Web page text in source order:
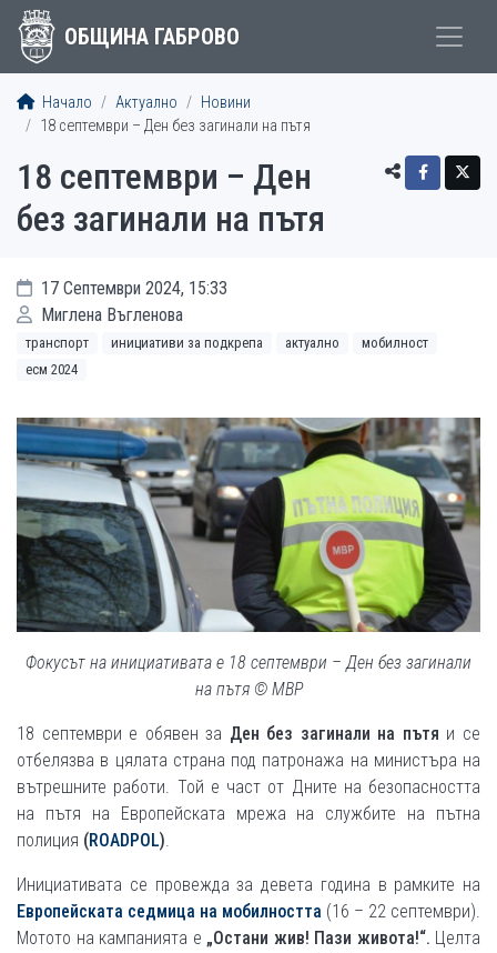
ОБЩИНА ГАБРОВО
Начало Актуално
Новини
18 септември – Ден без загинали на пътя
18 септември – Ден
без загинали на пътя
17 Септември 2024, 15:33
Миглена Въгленова
транспорт инициативи за подкрепа актуално
мобилност
есм 2024
Фокусът на инициативата е 18 септември – Ден без загинали
на пътя © МВР
18 септември е обявен за Ден без загинали на пътя и се
отбелязва в цялата страна под патронажа на министъра на
вътрешните работи. Той е част от Дните на безопасността
на пътя на Европейската мрежа на службите на пътна
полиция (ROADPOL).
Инициативата се провежда за девета година в рамките на
Европейската седмица на мобилността (16 – 22 септември).
Мотото на кампанията е „Остани жив! Пази живота!“. Целта